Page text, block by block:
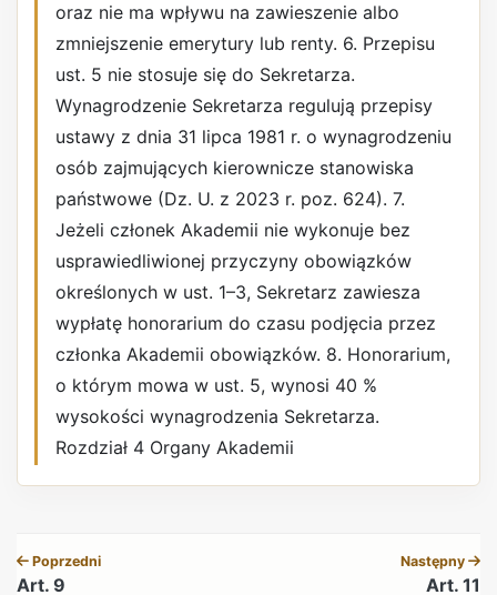
oraz nie ma wpływu na zawieszenie albo
zmniejszenie emerytury lub renty. 6. Przepisu
ust. 5 nie stosuje się do Sekretarza.
Wynagrodzenie Sekretarza regulują przepisy
ustawy z dnia 31 lipca 1981 r. o wynagrodzeniu
osób zajmujących kierownicze stanowiska
państwowe (Dz. U. z 2023 r. poz. 624). 7.
Jeżeli członek Akademii nie wykonuje bez
usprawiedliwionej przyczyny obowiązków
określonych w ust. 1–3, Sekretarz zawiesza
wypłatę honorarium do czasu podjęcia przez
członka Akademii obowiązków. 8. Honorarium,
o którym mowa w ust. 5, wynosi 40 %
wysokości wynagrodzenia Sekretarza.
Rozdział 4 Organy Akademii
Poprzedni
Art. 9
Następny
Art. 11